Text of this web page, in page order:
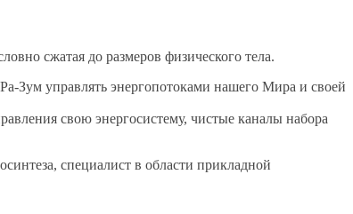
сжатая до размеров физического тела.
Зум управлять энергопотоками нашего Мира и своей
свою энергосистему, чистые каналы набора
специалист в области прикладной